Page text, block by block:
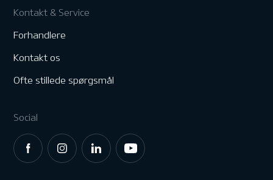
Kontakt & Service
Forhandlere
Kontakt os
Ofte stillede spørgsmål
Social